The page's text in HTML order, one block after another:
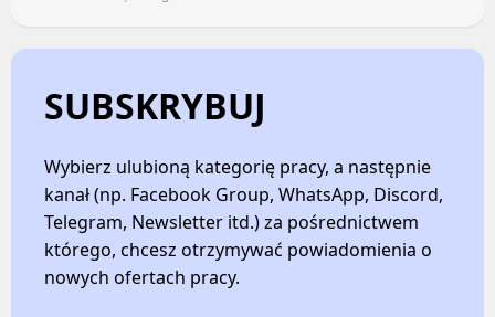
Kanały social media
Newsletter
INTERNET / E-COMMERCE / NOWE MEDIA
Newsletter
STOCZNIE / PORTY / ŻEGLUGA
Facebook
LinkedIn
Discord
Kanały kategorii
Kanały ogólne
SUBSKRYBUJ
Wybierz ulubioną kategorię pracy, a następnie
kanał (np. Facebook Group, WhatsApp, Discord,
Telegram, Newsletter itd.) za pośrednictwem
którego, chcesz otrzymywać powiadomienia o
nowych ofertach pracy.